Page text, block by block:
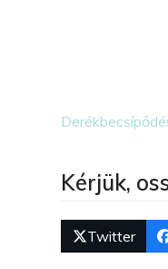
Kérjük,
Twitter